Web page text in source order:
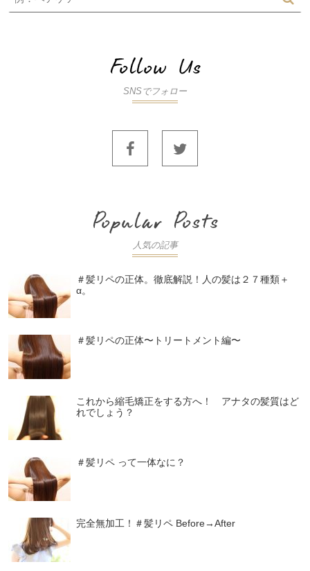
SNSでフォロー
人気の記事
＃髪リペの正体。徹底解説！人の髪は２７種類＋
α。
＃髪リペの正体〜トリートメント編〜
これから縮毛矯正をする方へ！ アナタの髪質はど
れでしょう？
＃髪リペ って一体なに？
完全無加工！＃髪リペ Before→After